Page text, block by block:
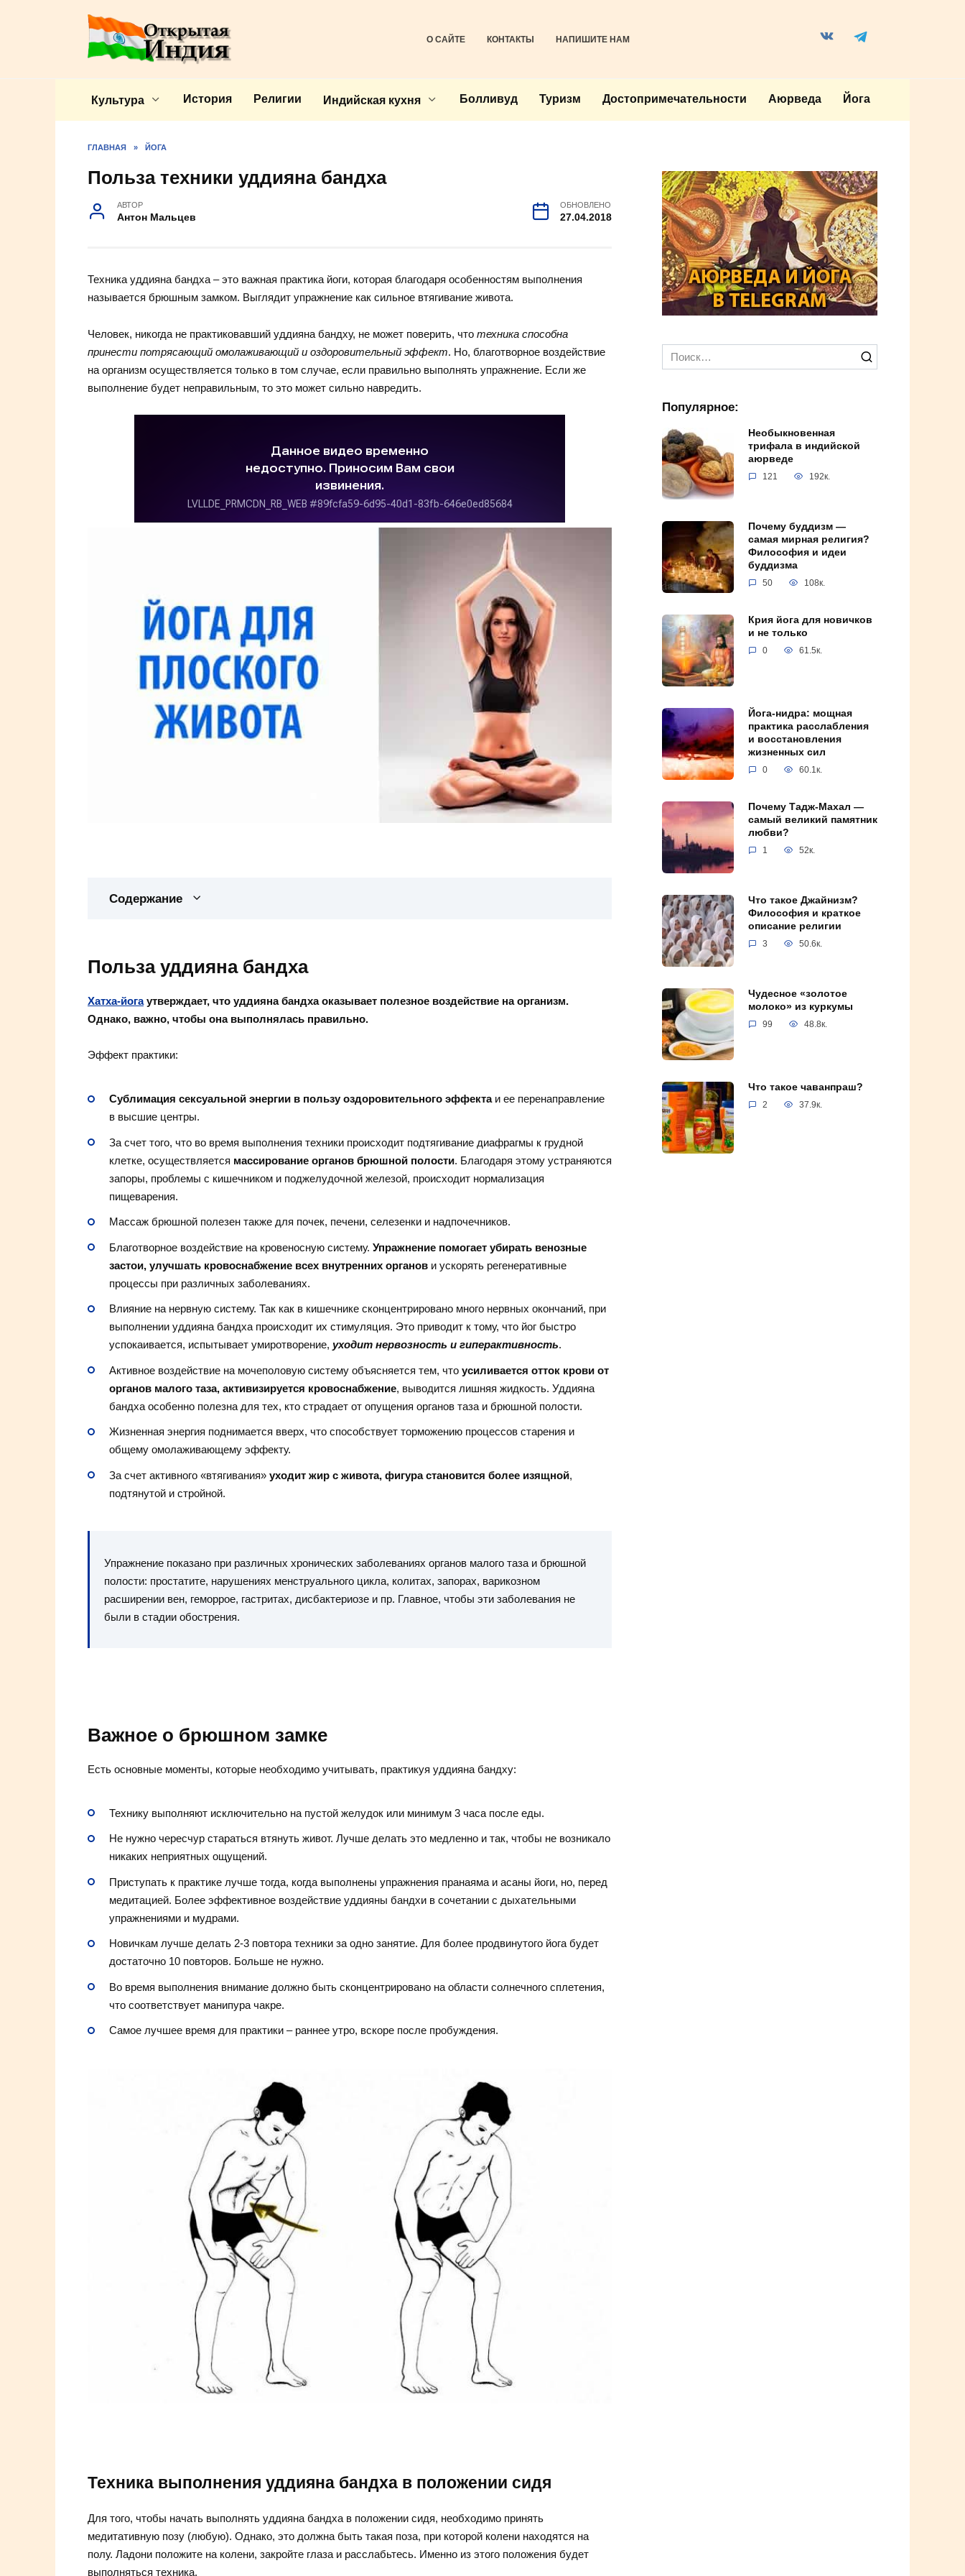
О САЙТЕ КОНТАКТЫ НАПИШИТЕ НАМ
Культура История Религии Индийская кухня Болливуд Туризм Достопримечательности Аюрведа Йога
ГЛАВНАЯ » ЙОГА
Польза техники уддияна бандха
АВТОР
Антон Мальцев
ОБНОВЛЕНО
27.04.2018
Техника уддияна бандха – это важная практика йоги, которая благодаря особенностям выполнения
называется брюшным замком. Выглядит упражнение как сильное втягивание живота.
Человек, никогда не практиковавший уддияна бандху, не может поверить, что техника способна
принести потрясающий омолаживающий и оздоровительный эффект. Но, благотворное воздействие
на организм осуществляется только в том случае, если правильно выполнять упражнение. Если же
выполнение будет неправильным, то это может сильно навредить.
Содержание
Польза уддияна бандха
Хатха-йогаутверждает, что уддияна бандха оказывает полезное воздействие на организм.
Однако, важно, чтобы она выполнялась правильно.
Эффект практики:
Сублимация сексуальной энергии в пользу оздоровительного эффектаи ее перенаправление
в высшие центры.
За счет того, что во время выполнения техники происходит подтягивание диафрагмы к грудной
клетке, осуществляется массирование органов брюшной полости. Благодаря этому устраняются
запоры, проблемы с кишечником и поджелудочной железой, происходит нормализация
пищеварения.
Массаж брюшной полезен также для почек, печени, селезенки и надпочечников.
Благотворное воздействие на кровеносную систему. Упражнение помогает убирать венозные
застои, улучшать кровоснабжение всех внутренних органов и ускорять регенеративные
процессы при различных заболеваниях.
Влияние на нервную систему. Так как в кишечнике сконцентрировано много нервных окончаний, при
выполнении уддияна бандха происходит их стимуляция. Это приводит к тому, что йог быстро
успокаивается, испытывает умиротворение, уходит нервозность и гиперактивность.
Активное воздействие на мочеполовую систему объясняется тем, что усиливается отток крови от
органов малого таза, активизируется кровоснабжение, выводится лишняя жидкость. Уддияна
бандха особенно полезна для тех, кто страдает от опущения органов таза и брюшной полости.
Жизненная энергия поднимается вверх, что способствует торможению процессов старения и
общему омолаживающему эффекту.
За счет активного «втягивания» уходит жир с живота, фигура становится более изящной,
подтянутой и стройной.
Упражнение показано при различных хронических заболеваниях органов малого таза и брюшной
полости: простатите, нарушениях менструального цикла, колитах, запорах, варикозном
расширении вен, геморрое, гастритах, дисбактериозе и пр. Главное, чтобы эти заболевания не
были в стадии обострения.
Важное о брюшном замке
Есть основные моменты, которые необходимо учитывать, практикуя уддияна бандху:
Технику выполняют исключительно на пустой желудок или минимум 3 часа после еды.
Не нужно чересчур стараться втянуть живот. Лучше делать это медленно и так, чтобы не возникало
никаких неприятных ощущений.
Приступать к практике лучше тогда, когда выполнены упражнения пранаяма и асаны йоги, но, перед
медитацией. Более эффективное воздействие уддияны бандхи в сочетании с дыхательными
упражнениями и мудрами.
Новичкам лучше делать 2-3 повтора техники за одно занятие. Для более продвинутого йога будет
достаточно 10 повторов. Больше не нужно.
Во время выполнения внимание должно быть сконцентрировано на области солнечного сплетения,
что соответствует манипура чакре.
Самое лучшее время для практики – раннее утро, вскоре после пробуждения.
Техника выполнения уддияна бандха в положении сидя
Для того, чтобы начать выполнять уддияна бандха в положении сидя, необходимо принять
медитативную позу (любую). Однако, это должна быть такая поза, при которой колени находятся на
полу. Ладони положите на колени, закройте глаза и расслабьтесь. Именно из этого положения будет
выполняться техника.
Search
for:
Популярное:
Необыкновенная
трифала в индийской
аюрведе
121 192к.
Почему буддизм —
самая мирная религия?
Философия и идеи
буддизма
50 108к.
Крия йога для новичков
и не только
0 61.5к.
Йога-нидра: мощная
практика расслабления
и восстановления
жизненных сил
0 60.1к.
Почему Тадж-Махал —
самый великий памятник
любви?
1 52к.
Что такое Джайнизм?
Философия и краткое
описание религии
3 50.6к.
Чудесное «золотое
молоко» из куркумы
99 48.8к.
Что такое чаванпраш?
2 37.9к.